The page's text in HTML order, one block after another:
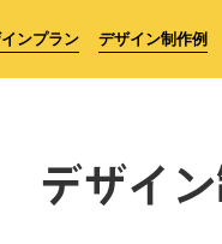
ンプラン デザイン制作例
デザイ